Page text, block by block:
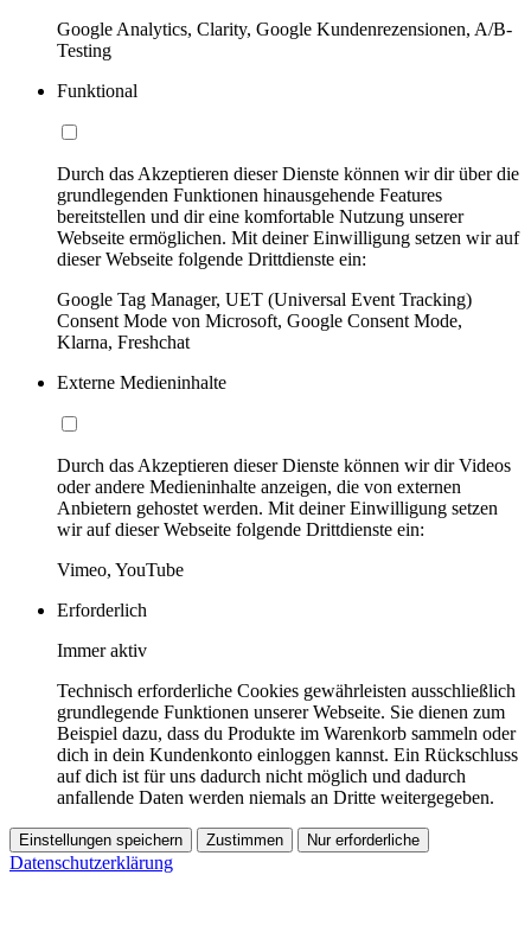
Google Analytics, Clarity, Google Kundenrezensionen, A/B-
Testing
Funktional
Durch das Akzeptieren dieser Dienste können wir dir über die
grundlegenden Funktionen hinausgehende Features
bereitstellen und dir eine komfortable Nutzung unserer
Webseite ermöglichen. Mit deiner Einwilligung setzen wir auf
dieser Webseite folgende Drittdienste ein:
Google Tag Manager, UET (Universal Event Tracking)
Consent Mode von Microsoft, Google Consent Mode,
Klarna, Freshchat
Externe Medieninhalte
Durch das Akzeptieren dieser Dienste können wir dir Videos
oder andere Medieninhalte anzeigen, die von externen
Anbietern gehostet werden. Mit deiner Einwilligung setzen
wir auf dieser Webseite folgende Drittdienste ein:
Vimeo, YouTube
Erforderlich
Immer aktiv
Technisch erforderliche Cookies gewährleisten ausschließlich
grundlegende Funktionen unserer Webseite. Sie dienen zum
Beispiel dazu, dass du Produkte im Warenkorb sammeln oder
dich in dein Kundenkonto einloggen kannst. Ein Rückschluss
auf dich ist für uns dadurch nicht möglich und dadurch
anfallende Daten werden niemals an Dritte weitergegeben.
Einstellungen speichern Zustimmen Nur erforderliche
Datenschutzerklärung